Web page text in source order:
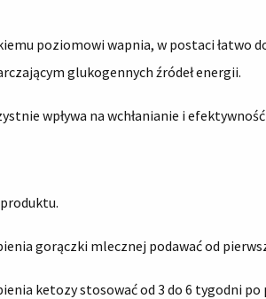
poziomowi wapnia, w postaci łatwo
glukogennych źródeł energii.
wpływa na wchłanianie i
gorączki mlecznej podawać od
ketozy stosować od 3 do 6 tygodni po